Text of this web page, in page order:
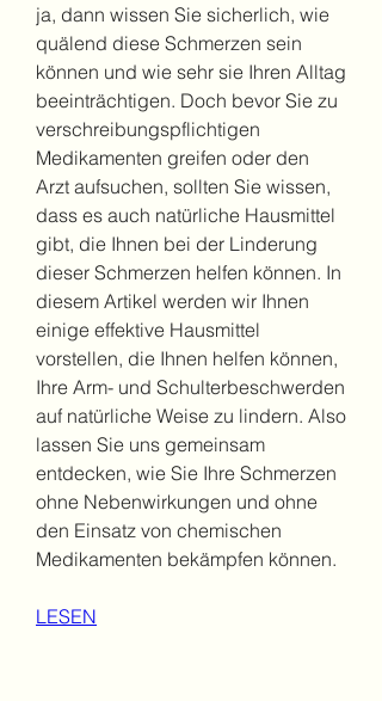
ja, dann wissen Sie sicherlich, wie
quälend diese Schmerzen sein
können und wie sehr sie Ihren Alltag
beeinträchtigen. Doch bevor Sie zu
verschreibungspflichtigen
Medikamenten greifen oder den
Arzt aufsuchen, sollten Sie wissen,
dass es auch natürliche Hausmittel
gibt, die Ihnen bei der Linderung
dieser Schmerzen helfen können. In
diesem Artikel werden wir Ihnen
einige effektive Hausmittel
vorstellen, die Ihnen helfen können,
Ihre Arm- und Schulterbeschwerden
auf natürliche Weise zu lindern. Also
lassen Sie uns gemeinsam
entdecken, wie Sie Ihre Schmerzen
ohne Nebenwirkungen und ohne
den Einsatz von chemischen
Medikamenten bekämpfen können.
LESEN